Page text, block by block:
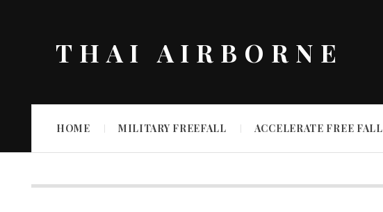
THAI AIRBORNE
HOME MILITARY FREEFALL ACCELERATE FREE FALL